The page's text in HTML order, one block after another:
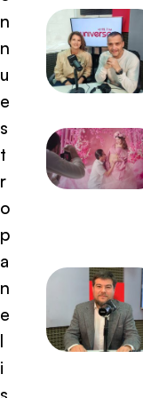
n
n
u
e
s
t
r
o
p
a
n
e
l
i